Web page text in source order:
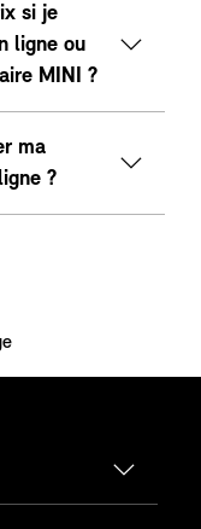
si je
ligne ou
MINI ?
ma
?